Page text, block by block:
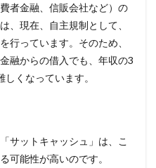
者金融、信販会社など）の
、現在、自主規制として、
行っています。そのため、
融からの借入でも、年収の3
くなっています。
サットキャッシュ」は、こ
可能性が高いのです。